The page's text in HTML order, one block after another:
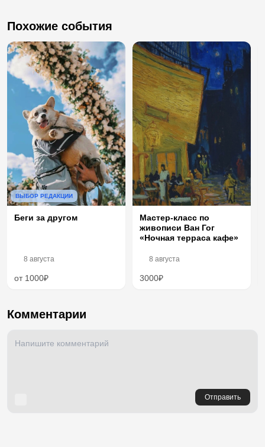
Похожие события
ВЫБОР РЕДАКЦИИ
Беги за другом
8 августа
от 1000₽
Мастер-класс по
живописи Ван Гог
«Ночная терраса кафе»
8 августа
3000₽
Комментарии
Отправить